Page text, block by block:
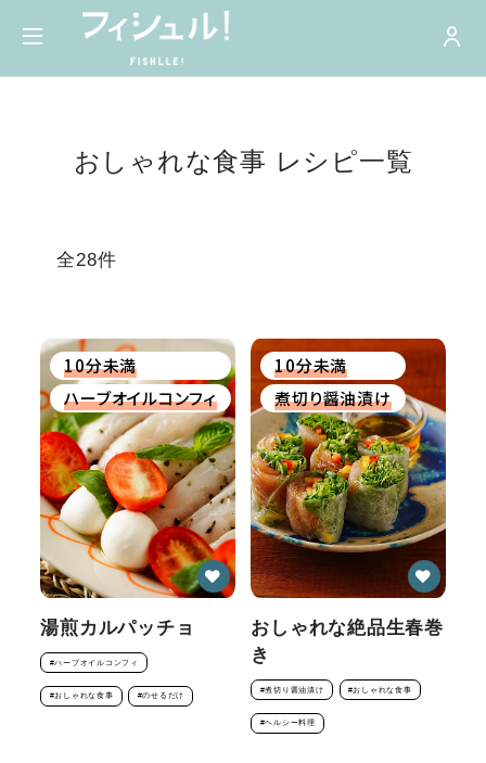
おしゃれな食事 レシピ一覧
全28件
10分未満
ハーブオイルコンフィ
湯煎カルパッチョ
#ハーブオイルコンフィ
#おしゃれな食事 #のせるだけ
10分未満
煮切り醤油漬け
おしゃれな絶品生春巻
き
#煮切り醤油漬け #おしゃれな食事
#ヘルシー料理